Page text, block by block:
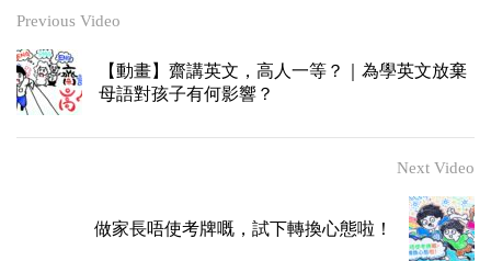
Previous Video
【動畫】齋講英文，高人一等？｜為學英文放棄
母語對孩子有何影響？
Next Video
做家長唔使考牌嘅，試下轉換心態啦！